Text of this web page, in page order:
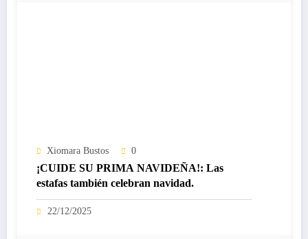
Xiomara Bustos 0
¡CUIDE SU PRIMA NAVIDEÑA!: Las
estafas también celebran navidad.
22/12/2025